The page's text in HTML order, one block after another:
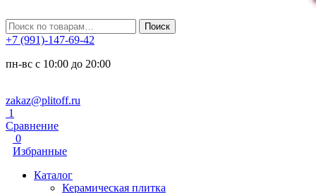
Искать: Поиск
+7 (991)-147-69-42
пн-вс с 10:00 до 20:00
zakaz@plitoff.ru
1
Сравнение
0
Избранные
Каталог
Керамическая плитка